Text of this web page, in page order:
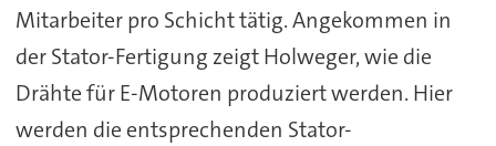
Mitarbeiter pro Schicht tätig. Angekommen in
der Stator-Fertigung zeigt Holweger, wie die
Drähte für E-Motoren produziert werden. Hier
werden die entsprechenden Stator-